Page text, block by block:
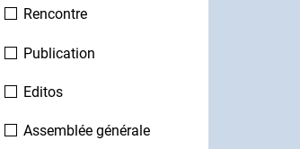
Rencontre
Publication
Editos
Assemblée générale